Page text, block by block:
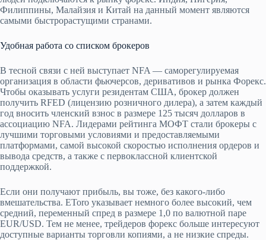
Филиппины, Малайзия и Китай на данный момент являются
самыми быстрорастущими странами.
Удобная работа со списком брокеров
В тесной связи с ней выступает NFA — саморегулируемая
организация в области фьючерсов, деривативов и рынка Форекс.
Чтобы оказывать услуги резидентам США, брокер должен
получить RFED (лицензию розничного дилера), а затем каждый
год вносить членский взнос в размере 125 тысяч долларов в
ассоциацию NFA. Лидерами рейтинга МОФТ стали брокеры с
лучшими торговыми условиями и предоставляемыми
платформами, самой высокой скоростью исполнения ордеров и
вывода средств, а также с первоклассной клиентской
поддержкой.
Если они получают прибыль, вы тоже, без какого-либо
вмешательства. EToro указывает немного более высокий, чем
средний, переменный спред в размере 1,0 по валютной паре
EUR/USD. Тем не менее, трейдеров форекс больше интересуют
доступные варианты торговли копиями, а не низкие спреды.